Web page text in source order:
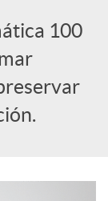
100